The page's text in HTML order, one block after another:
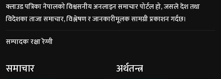
क्लाउड पत्रिका नेपालको विश्वसनीय अनलाइन समाचार पोर्टल हो, जसले देश तथा
विदेशका ताजा समाचार, विश्लेषण र जानकारीमूलक सामग्री प्रकाशन गर्दछ।
सम्पादकः रक्षा रेग्मी
समाचार अर्थतन्त्र